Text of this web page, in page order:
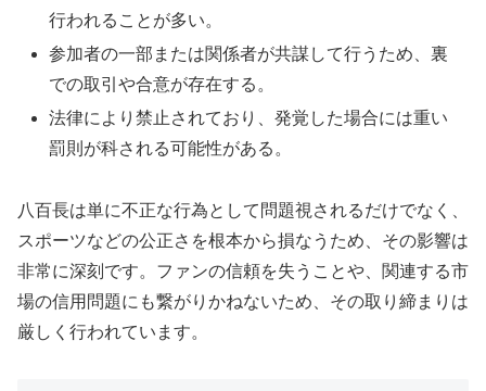
行われることが多い。
参加者の一部または関係者が共謀して行うため、裏
での取引や合意が存在する。
法律により禁止されており、発覚した場合には重い
罰則が科される可能性がある。
八百長は単に不正な行為として問題視されるだけでなく、
スポーツなどの公正さを根本から損なうため、その影響は
非常に深刻です。ファンの信頼を失うことや、関連する市
場の信用問題にも繋がりかねないため、その取り締まりは
厳しく行われています。